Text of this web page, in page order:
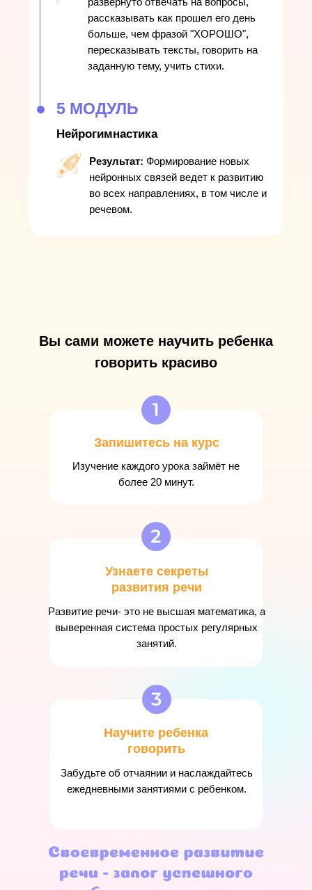
рассказывать как прошел его день
больше, чем фразой "ХОРОШО",
пересказывать тексты, говорить на
заданную тему, учить стихи.
5 МОДУЛЬ
Нейрогимнастика
Результат: Формирование новых
нейронных связей ведет к развитию
во всех направлениях, в том числе и
речевом.
Запишитесь на курс
Изучение каждого урока займёт не
более 20 минут.
Узнаете секреты
развития речи
Развитие речи- это не высшая математика, а
выверенная система простых регулярных
занятий.
Научите ребенка
говорить
Забудьте об отчаянии и наслаждайтесь
ежедневными занятиями с ребенком.
Вы сами можете научить ребенка
говорить красиво